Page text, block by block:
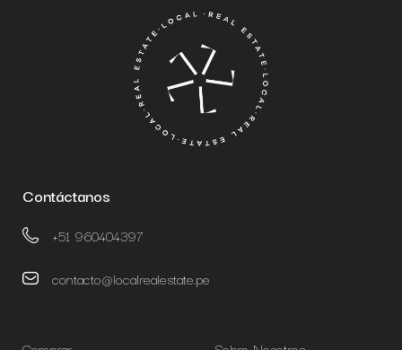
Contáctanos
+51 960404397
contacto@localrealestate.pe